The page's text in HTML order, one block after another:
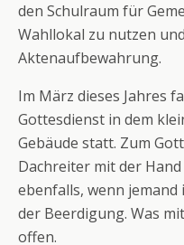
den Schulraum für
Wahllokal zu nutzen
Aktenaufbewahrung.
Im März dieses Jahres
Gottesdienst in dem
Gebäude statt. Zum
Dachreiter mit der
ebenfalls, wenn
der Beerdigung. Was
offen.